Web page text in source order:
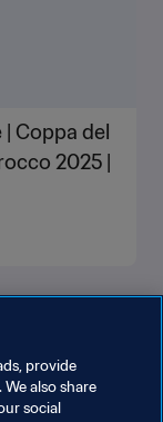
Coppa del
2025 |
provide
also share
social